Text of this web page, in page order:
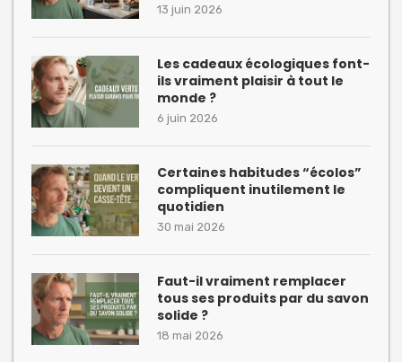
13 juin 2026
Les cadeaux écologiques font-
ils vraiment plaisir à tout le
monde ?
6 juin 2026
Certaines habitudes “écolos”
compliquent inutilement le
quotidien
30 mai 2026
Faut-il vraiment remplacer
tous ses produits par du savon
solide ?
18 mai 2026